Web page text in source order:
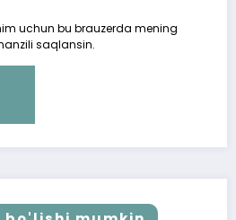
uchun bu brauzerda mening
saqlansin.